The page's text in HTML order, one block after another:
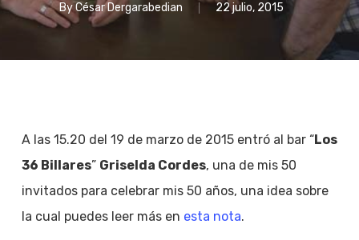
ByCésar Dergarabedian 22 julio, 2015
A las 15.20 del 19 de marzo de 2015 entró al bar “Los
36 Billares” Griselda Cordes, una de mis 50
invitados para celebrar mis 50 años, una idea sobre
la cual puedes leer más en esta nota.